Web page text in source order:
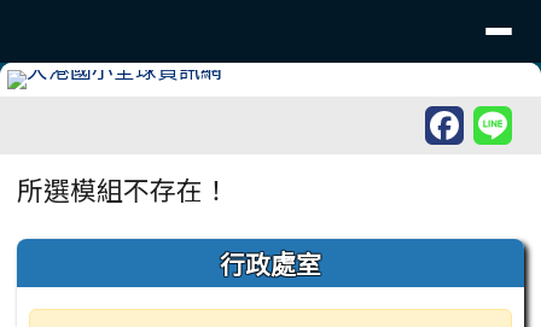
主內容區域
所選模組不存在！
左邊區域內容 行政處室
頁尾區域